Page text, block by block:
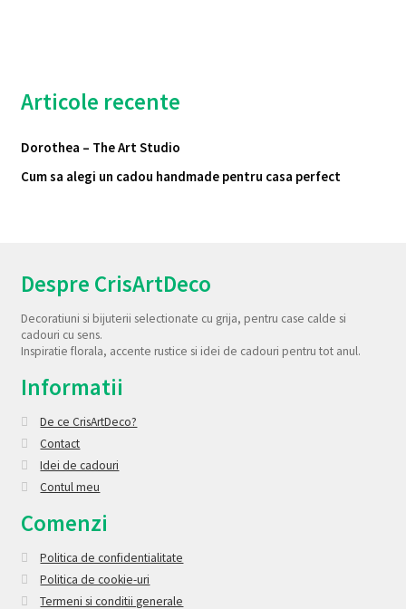
Articole recente
Dorothea – The Art Studio
Cum sa alegi un cadou handmade pentru casa perfect
Despre CrisArtDeco
Decoratiuni si bijuterii selectionate cu grija, pentru case calde si
cadouri cu sens.
Inspiratie florala, accente rustice si idei de cadouri pentru tot anul.
Informatii
De ce CrisArtDeco?
Contact
Idei de cadouri
Contul meu
Comenzi
Politica de confidentialitate
Politica de cookie-uri
Termeni si conditii generale